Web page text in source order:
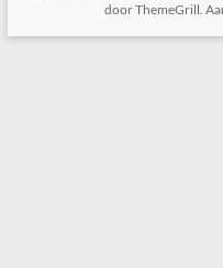
door ThemeGrill.